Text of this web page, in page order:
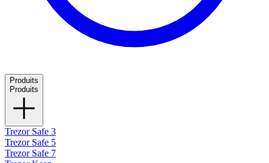
Produits
Produits
Trezor Safe 3
Trezor Safe 5
Trezor Safe 7